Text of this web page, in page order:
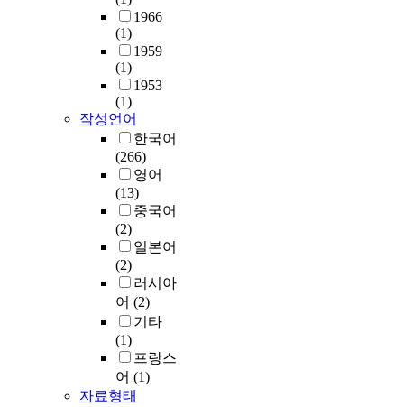
1966
(1)
1959
(1)
1953
(1)
작성언어
한국어
(266)
영어
(13)
중국어
(2)
일본어
(2)
러시아
어 (2)
기타
(1)
프랑스
어 (1)
자료형태